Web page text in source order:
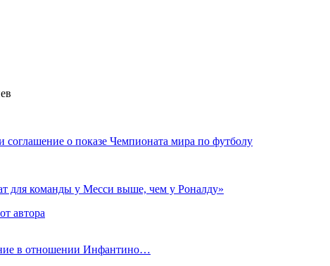
о показе Чемпионата мира по футболу
для команды у Месси выше, чем у Роналду»
автора
в отношении Инфантино…